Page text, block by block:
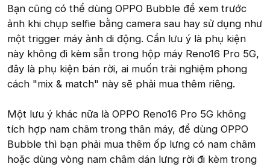
Bạn cũng có thể dùng OPPO Bubble để xem trước
ảnh khi chụp selfie bằng camera sau hay sử dụng như
một trigger máy ảnh di động. Cần lưu ý là phụ kiện
này không đi kèm sẵn trong hộp máy Reno16 Pro 5G,
đây là phụ kiện bán rời, ai muốn trải nghiệm phong
cách "mix & match" này sẽ phải mua thêm riêng.
Một lưu ý khác nữa là OPPO Reno16 Pro 5G không
tích hợp nam châm trong thân máy, để dùng OPPO
Bubble thì bạn phải mua thêm ốp lưng có nam châm
hoặc dùng vòng nam châm dán lưng rời đi kèm trong